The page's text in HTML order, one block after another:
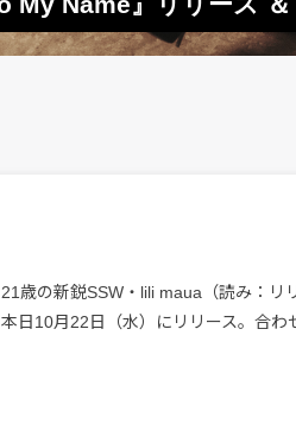
21歳の新鋭SSW・lili maua（読み：リ
本日10月22日（水）にリリース。合わ